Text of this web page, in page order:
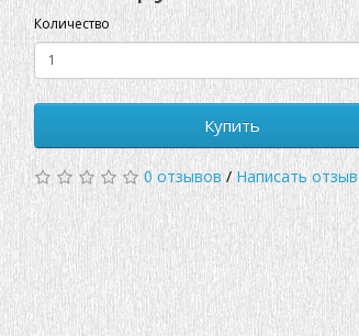
Количество
Купить
0 отзывов/Написать отзыв